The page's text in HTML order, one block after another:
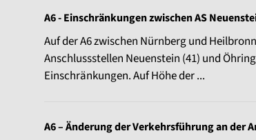
A6 - Einschränkungen zwischen AS
Auf der A6 zwischen Nürnberg und
Anschlussstellen Neuenstein (41) und
Einschränkungen. Auf Höhe der ...
A6 – Änderung der Verkehrsführung an der